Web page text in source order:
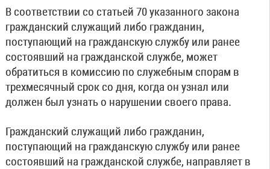
В соответствии со статьей 70 указанного закона
гражданский служащий либо гражданин,
поступающий на гражданскую службу или ранее
состоявший на гражданской службе, может
обратиться в комиссию по служебным спорам в
трехмесячный срок со дня, когда он узнал или
должен был узнать о нарушении своего права.
Гражданский служащий либо гражданин,
поступающий на гражданскую службу или ранее
состоявший на гражданской службе, направляет в